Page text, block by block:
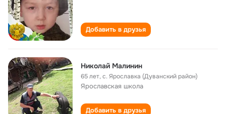
Добавить в друзья
Николай Малинин
65 лет,с. Ярославка (Дуванский район)
Ярославская школа
Добавить в друзья